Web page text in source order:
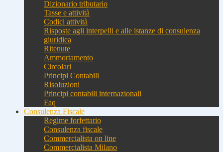
Dizionario tributario
Tasse e attività
Codici attività
Risposte agli interpelli e alle istanze di consulenza
giuridica
Ritenute
Ammortamento
Circolari
Principi Contabili
Risoluzioni
Principi contabili internazionali
Faq
Consulenza Fiscale
Regime forfettario
Consulenza fiscale
Commercialista on line
Commercialista Milano